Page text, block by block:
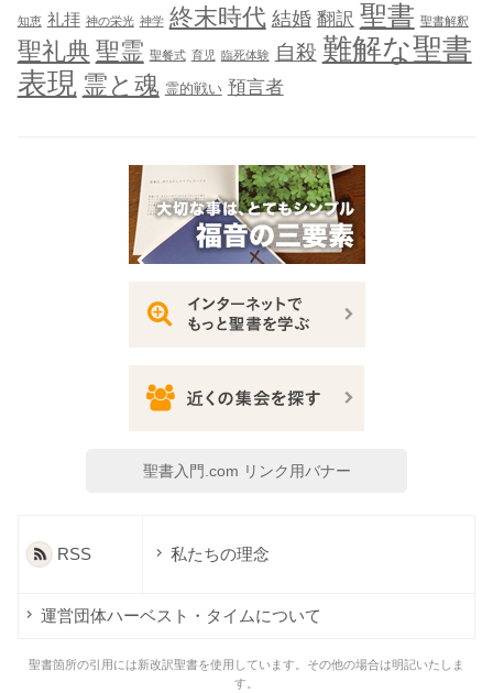
知恵 礼拝 神の栄光 神学 終末時代 結婚 翻訳 聖書 聖書解釈
聖礼典 聖霊 聖餐式 育児 臨死体験 自殺 難解な聖書
表現 霊と魂 霊的戦い 預言者
聖書入門.com リンク用バナー
RSS 私たちの理念
運営団体ハーベスト・タイムについて
聖書箇所の引用には新改訳聖書を使用しています。その他の場合は明記いたしま
す。